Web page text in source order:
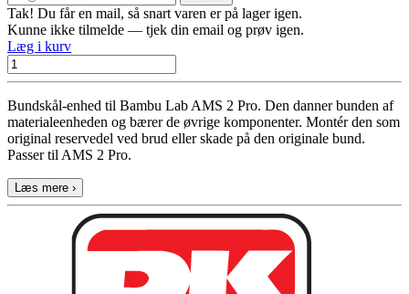
Tak! Du får en mail, så snart varen er på lager igen.
Kunne ikke tilmelde — tjek din email og prøv igen.
Læg i kurv
Bundskål-enhed til Bambu Lab AMS 2 Pro. Den danner bunden af
materialeenheden og bærer de øvrige komponenter. Montér den som
original reservedel ved brud eller skade på den originale bund.
Passer til AMS 2 Pro.
Læs mere ›